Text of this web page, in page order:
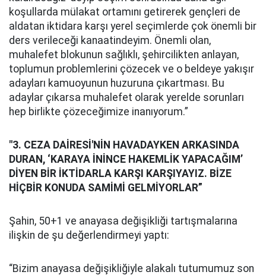
koşullarda mülakat ortamını getirerek gençleri de
aldatan iktidara karşı yerel seçimlerde çok önemli bir
ders verileceği kanaatindeyim. Önemli olan,
muhalefet blokunun sağlıklı, şehircilikten anlayan,
toplumun problemlerini çözecek ve o beldeye yakışır
adayları kamuoyunun huzuruna çıkartması. Bu
adaylar çıkarsa muhalefet olarak yerelde sorunları
hep birlikte çözeceğimize inanıyorum.”
"3. CEZA DAİRESİ'NİN HAVADAYKEN ARKASINDA
DURAN, ‘KARAYA İNİNCE HAKEMLİK YAPACAĞIM’
DİYEN BİR İKTİDARLA KARŞI KARŞIYAYIZ. BİZE
HİÇBİR KONUDA SAMİMİ GELMİYORLAR”
Şahin, 50+1 ve anayasa değişikliği tartışmalarına
ilişkin de şu değerlendirmeyi yaptı:
“Bizim anayasa değişikliğiyle alakalı tutumumuz son